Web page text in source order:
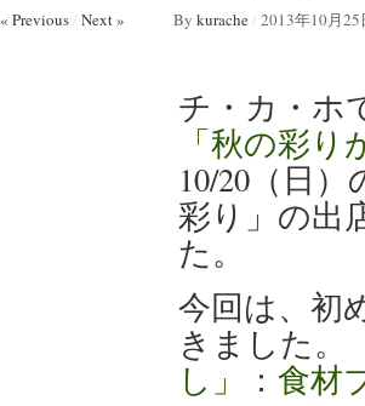
« Previous/ Next » By kurache/ 2013年10月25
チ・カ・ホ
「秋の彩
10/20（日
彩り」の出
た。
今回は、初
きました。
し」：食材